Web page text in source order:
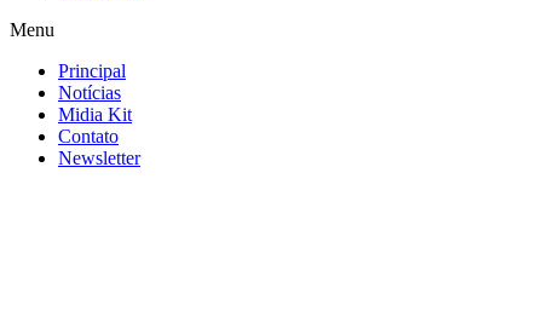
Menu
Principal
Notícias
Midia Kit
Contato
Newsletter